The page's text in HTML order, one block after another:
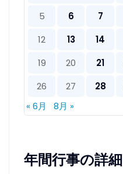
5
6 7
12
13 14
19
20 21
26
27 28
« 6月
8月 »
年間行事の詳細